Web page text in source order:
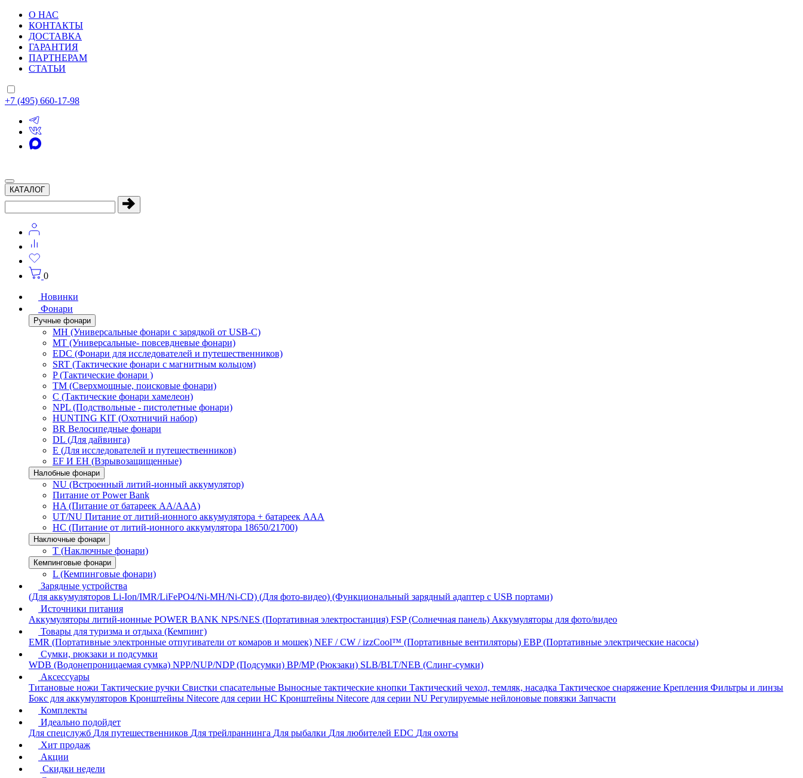
О НАС
КОНТАКТЫ
ДОСТАВКА
ГАРАНТИЯ
ПАРТНЕРАМ
СТАТЬИ
+7 (495) 660-17-98
КАТАЛОГ
0
Новинки
Фонари
Ручные фонари
MH (Универсальные фонари с зарядкой от USB-C)
MT (Универсальные- повсевдневые фонари)
EDC (Фонари для исследователей и путешественников)
SRT (Тактические фонари с магнитным кольцом)
P (Тактические фонари )
TM (Сверхмощные, поисковые фонари)
C (Тактические фонари хамелеон)
NPL (Подствольные - пистолетные фонари)
HUNTING KIT (Охотничий набор)
BR Велосипедные фонари
DL (Для дайвинга)
E (Для исследователей и путешественников)
EF И EH (Взрывозащищенные)
Налобные фонари
NU (Встроенный литий-ионный аккумулятор)
Питание от Power Bank
HA (Питание от батареек AA/AAA)
UT/NU Питание от литий-ионного аккумулятора + батареек AAA
HC (Питание от литий-ионного аккумулятора 18650/21700)
Наключные фонари
T (Наключные фонари)
Кемпинговые фонари
L (Кемпинговые фонари)
Зарядные устройства
(Для аккумуляторов Li-Ion/IMR/LiFePO4/Ni-MH/Ni-CD) (Для фото-видео) (Функциональный зарядный адаптер с USB портами)
Источники питания
Аккумуляторы литий-ионные POWER BANK NPS/NES (Портативная электростанция) FSP (Солнечная панель) Аккумуляторы для фото/видео
Товары для туризма и отдыха (Кемпинг)
EMR (Портативные электронные отпугиватели от комаров и мошек) NEF / CW / izzCool™ (Портативные вентиляторы) EBP (Портативные электрические насосы)
Сумки, рюкзаки и подсумки
WDB (Водонепроницаемая сумка) NPP/NUP/NDP (Подсумки) BP/MP (Рюкзаки) SLB/BLT/NEB (Слинг-сумки)
Аксессуары
Титановые ножи Тактические ручки Свистки спасательные Выносные тактические кнопки Тактический чехол, темляк, насадка Тактическое снаряжение Крепления Фильтры и линзы
Бокс для аккумуляторов Кронштейны Nitecore для серии HС Кронштейны Nitecore для серии NU Регулируемые нейлоновые повязки Запчасти
Комплекты
Идеально подойдет
Для спецслужб Для путешественников Для трейлраннинга Для рыбалки Для любителей EDC Для охоты
Хит продаж
Акции
Скидки недели